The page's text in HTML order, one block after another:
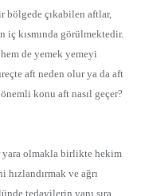
bölgede çıkabilen aftlar,
iç kısmında görülmektedir.
de yemek yemeyi
aft neden olur ya da aft
önemli konu aft nasıl geçer?
olmakla birlikte hekim
ve ağrı
tedavilerin yanı sıra